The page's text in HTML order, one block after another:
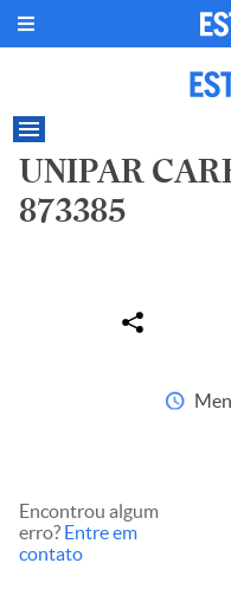
UNIPAR
873385
Encontrou algum
erro? Entre em
contato